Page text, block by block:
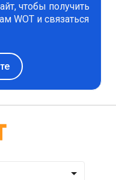
чтобы получить
WOT и связаться